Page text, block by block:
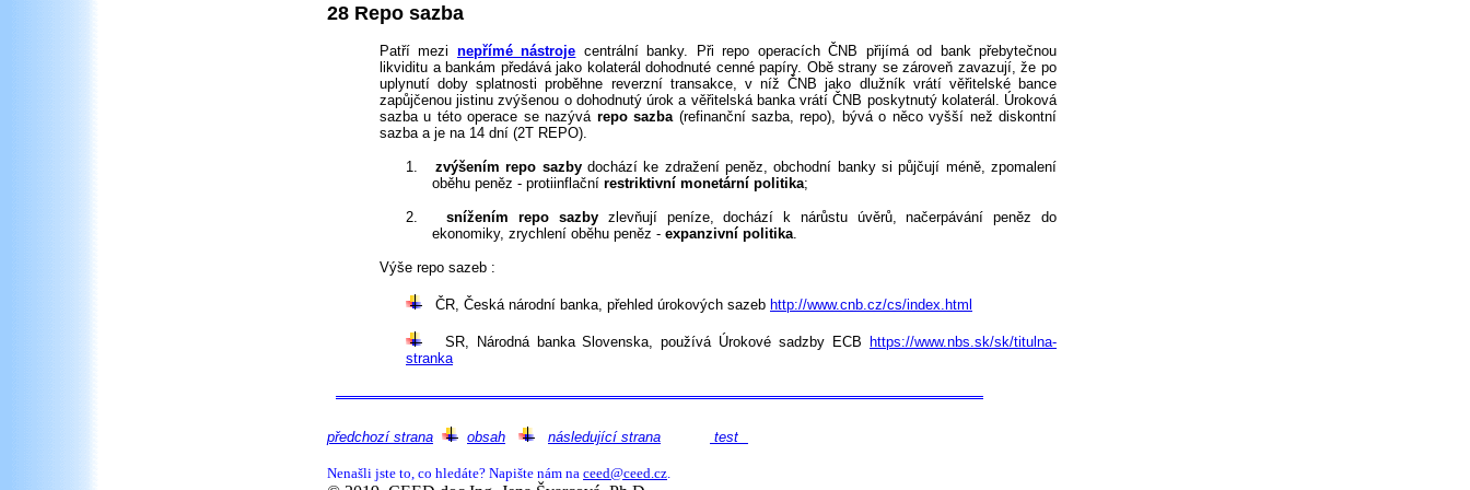
28 Repo sazba
Patří mezi nepřímé nástroje centrální banky. Při repo operacích ČNB přijímá od bank přebytečnou
likviditu a bankám předává jako kolaterál dohodnuté cenné papíry. Obě strany se zároveň zavazují, že po
uplynutí doby splatnosti proběhne reverzní transakce, v níž ČNB jako dlužník vrátí věřitelské bance
zapůjčenou jistinu zvýšenou o dohodnutý úrok a věřitelská banka vrátí ČNB poskytnutý kolaterál. Úroková
sazba u této operace se nazývá repo sazba(refinanční sazba, repo), bývá o něco vyšší než diskontní
sazba a je na 14 dní (2T REPO).
1. zvýšením repo sazbydochází ke zdražení peněz, obchodní banky si půjčují méně, zpomalení
oběhu peněz - protiinflační restriktivní monetární politika;
2. snížením repo sazbyzlevňují peníze, dochází k nárůstu úvěrů, načerpávání peněz do
ekonomiky, zrychlení oběhu peněz - expanzivní politika.
Výše repo sazeb :
ČR, Česká národní banka, přehled úrokových sazeb http://www.cnb.cz/cs/index.html
SR, Národná banka Slovenska, používá Úrokové sadzby ECB
https://www.nbs.sk/sk/titulna-
stranka
předchozí strana obsah následující strana test
Nenašli jste to, co hledáte? Napište nám na ceed@ceed.cz.